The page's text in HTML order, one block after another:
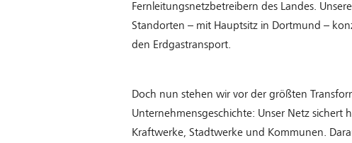
Fernleitungsnetzbetreibern des Landes.
Standorten – mit Hauptsitz in Dortmund –
den Erdgastransport.
Doch nun stehen wir vor der größten
Unternehmensgeschichte: Unser Netz sichert
Kraftwerke, Stadtwerke und Kommunen.